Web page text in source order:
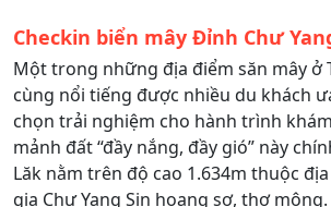
Checkin biển mây Đỉnh Chư
Một trong những địa điểm săn mây ở
cùng nổi tiếng được nhiều du khách
chọn trải nghiệm cho hành trình
mảnh đất “đầy nắng, đầy gió” này
Lăk nằm trên độ cao 1.634m thuộc
gia Chư Yang Sin hoang sơ, thơ mộng.